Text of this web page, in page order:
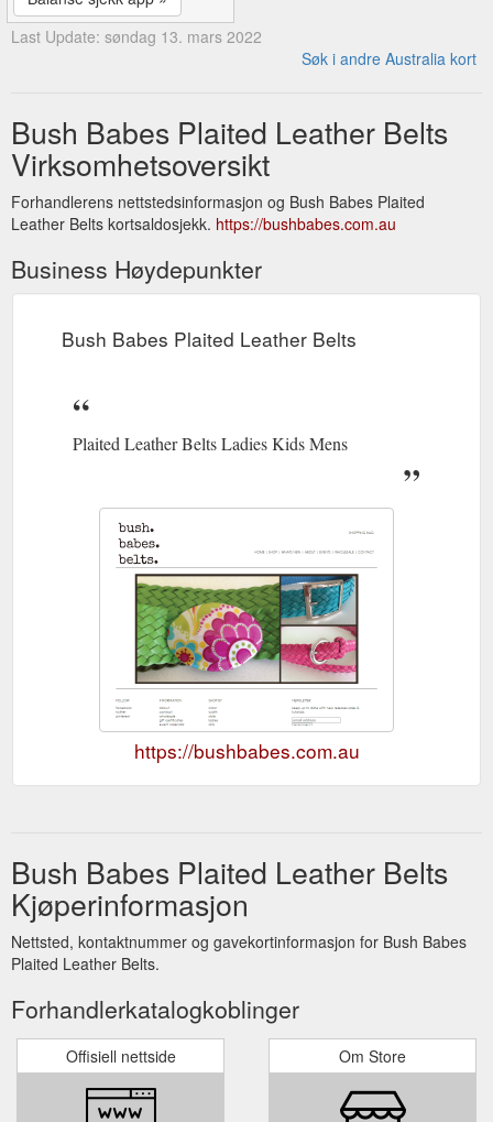
Last Update: søndag 13. mars 2022
Søk i andre Australia kort
Bush Babes Plaited Leather Belts
Virksomhetsoversikt
Forhandlerens nettstedsinformasjon og Bush Babes Plaited
Leather Belts kortsaldosjekk. https://bushbabes.com.au
Business Høydepunkter
Bush Babes Plaited Leather Belts
Plaited Leather Belts Ladies Kids Mens
https://bushbabes.com.au
Bush Babes Plaited Leather Belts
Kjøperinformasjon
Nettsted, kontaktnummer og gavekortinformasjon for Bush Babes
Plaited Leather Belts.
Forhandlerkatalogkoblinger
Offisiell nettside Om Store